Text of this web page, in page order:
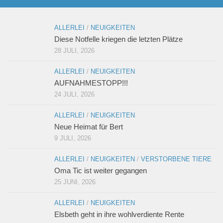
ALLERLEI / NEUIGKEITEN
Diese Notfelle kriegen die letzten Plätze
28 JULI, 2026
ALLERLEI / NEUIGKEITEN
AUFNAHMESTOPP!!!
24 JULI, 2026
ALLERLEI / NEUIGKEITEN
Neue Heimat für Bert
9 JULI, 2026
ALLERLEI / NEUIGKEITEN / VERSTORBENE TIERE
Oma Tic ist weiter gegangen
25 JUNI, 2026
ALLERLEI / NEUIGKEITEN
Elsbeth geht in ihre wohlverdiente Rente